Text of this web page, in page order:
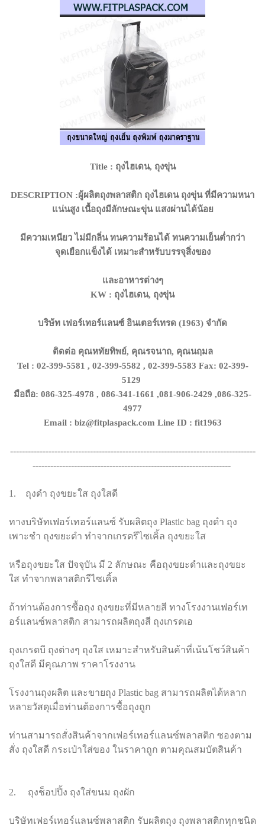
Title : ถุงไฮเดน, ถุงขุ่น
DESCRIPTION :ผู้ผลิตถุงพลาสติก ถุงไฮเดน ถุงขุ่น ที่มีความหนา
แน่นสูง เนื้อถุงมีลักษณะขุ่น แสงผ่านได้น้อย
มีความเหนียว ไม่มีกลิ่น ทนความร้อนได้ ทนความเย็นต่ำกว่า
จุดเยือกแข็งได้ เหมาะสำหรับบรรจุสิ่งของ
และอาหารต่างๆ
KW : ถุงไฮเดน, ถุงขุ่น
บริษ้ท เฟอร์เทอร์แลนซ์ อินเตอร์เทรด (1963) จำกัด
ติดต่อ คุณหทัยทิพย์, คุณรจนาถ, คุณนฤมล
Tel : 02-399-5581 , 02-399-5582 , 02-399-5583 Fax: 02-399-
5129
มือถือ: 086-325-4978 , 086-341-1661 ,081-906-2429 ,086-325-
4977
Email : biz@fitplaspack.com Line ID : fit1963
-----------------------------------------------------------------------------------
-------------------------------------------------------------------
1. ถุงดำ ถุงขยะใส ถุงใสดี
ทางบริษัทเฟอร์เทอร์แลนซ์ รับผลิตถุง Plastic bag ถุงดำ ถุง
เพาะชำ ถุงขยะดำ ทำจากเกรดรีไซเคิ้ล ถุงขยะใส
หรือถุงขยะใส ปัจจุบัน มี 2 ลักษณะ คือถุงขยะดำและถุงขยะ
ใส ทำจากพลาสติกรีไซเคิ้ล
ถ้าท่านต้องการซื้อถุง ถุงขยะที่มีหลายสี ทางโรงงานเฟอร์เท
อร์แลนซ์พลาสติก สามารถผลิตถุงสี ถุงเกรดเอ
ถุงเกรดบี ถุงต่างๆ ถุงใส เหมาะสำหรับสินค้าที่เน้นโชว์สินค้า
ถุงใสดี มีคุณภาพ ราคาโรงงาน
โรงงานถุงผลิต และขายถุง Plastic bag สามารถผลิตได้หลาก
หลายวัสดุเมื่อท่านต้องการซื้อถุงถูก
ท่านสามารถสั่งสินค้าจากเฟอร์เทอร์แลนซ์พลาสติก ซองตาม
สั่ง ถุงใสดี กระเป๋าใส่ของ ในราคาถูก ตามคุณสมบัตสินค้า
2. ถุงช็อปปิ้ง ถุงใส่ขนม ถุงผัก
บริษัทเฟอร์เทอร์แลนซ์พลาสติก รับผลิตถุง ถุงพลาสติกทุกชนิด